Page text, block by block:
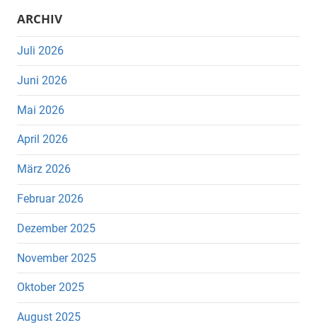
ARCHIV
Juli 2026
Juni 2026
Mai 2026
April 2026
März 2026
Februar 2026
Dezember 2025
November 2025
Oktober 2025
August 2025